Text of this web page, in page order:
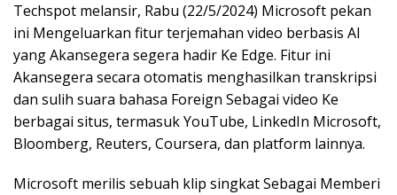
Techspot melansir, Rabu (22/5/2024) Microsoft pekan
ini Mengeluarkan fitur terjemahan video berbasis AI
yang Akansegera segera hadir Ke Edge. Fitur ini
Akansegera secara otomatis menghasilkan transkripsi
dan sulih suara bahasa Foreign Sebagai video Ke
berbagai situs, termasuk YouTube, LinkedIn Microsoft,
Bloomberg, Reuters, Coursera, dan platform lainnya.
Microsoft merilis sebuah klip singkat Sebagai Memberi